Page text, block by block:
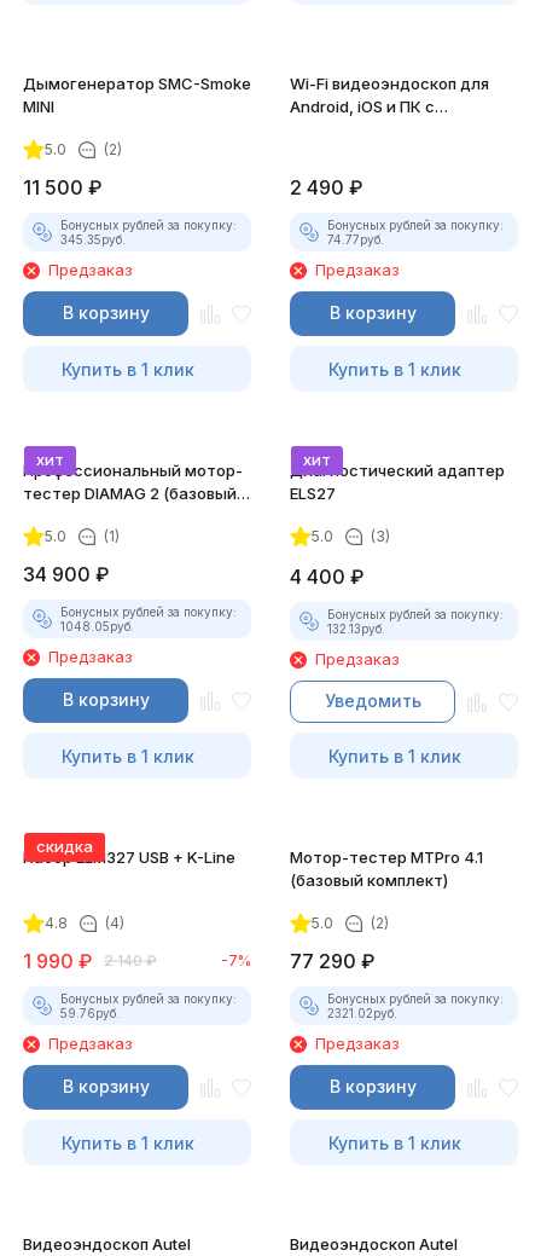
Дымогенератор SMC-Smoke
MINI
5.0 (2)
11 500 ₽
Бонусных рублей за покупку:
345.35руб.
Предзаказ
В корзину
Купить в 1 клик
Wi-Fi видеоэндоскоп для
Android, iOS и ПК с
2 490 ₽
Бонусных рублей за покупку:
74.77руб.
Предзаказ
В корзину
Купить в 1 клик
хит
Профессиональный мотор-
тестер DIAMAG 2 (базовый
5.0 (1)
34 900 ₽
Бонусных рублей за покупку:
1048.05руб.
Предзаказ
В корзину
Купить в 1 клик
хит
Диагностический адаптер
ELS27
5.0 (3)
4 400 ₽
Бонусных рублей за покупку:
132.13руб.
Предзаказ
Уведомить
Купить в 1 клик
скидка
Набор ELM327 USB + K-Line
4.8 (4)
1 990 ₽ 2 140 ₽ -7%
Бонусных рублей за покупку:
59.76руб.
Предзаказ
В корзину
Купить в 1 клик
Мотор-тестер MTPro 4.1
(базовый комплект)
5.0 (2)
77 290 ₽
Бонусных рублей за покупку:
2321.02руб.
Предзаказ
В корзину
Купить в 1 клик
Видеоэндоскоп Autel
Видеоэндоскоп Autel